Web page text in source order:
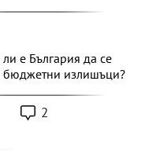
е България да се
бюджетни излишъци?
2